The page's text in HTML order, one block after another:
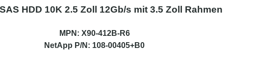
HDD 10K 2.5 Zoll 12Gb/s mit 3.5 Zoll Rahmen
MPN: X90-412B-R6
NetApp P/N: 108-00405+B0